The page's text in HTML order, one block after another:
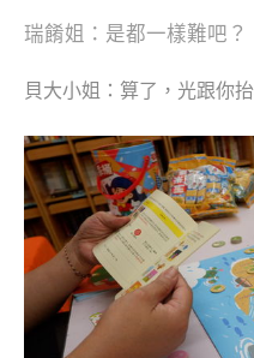
瑞餚姐：是都一樣難吧？
貝大小姐：算了，光跟你